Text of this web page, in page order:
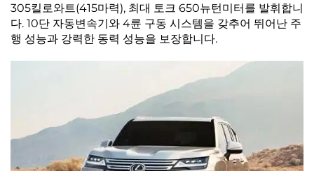
305킬로와트(415마력), 최대 토크 650뉴턴미터를 발휘합니
다. 10단 자동변속기와 4륜 구동 시스템을 갖추어 뛰어난 주
행 성능과 강력한 동력 성능을 보장합니다.